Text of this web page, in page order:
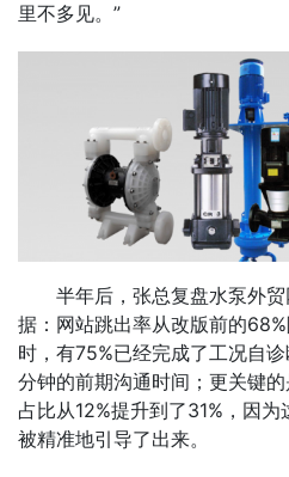
里不多见。”
半年后，张总复盘水泵外
据：网站跳出率从改版前的
时，有75%已经完成了工况自
分钟的前期沟通时间；更关键
占比从12%提升到了31%，因
被精准地引导了出来。